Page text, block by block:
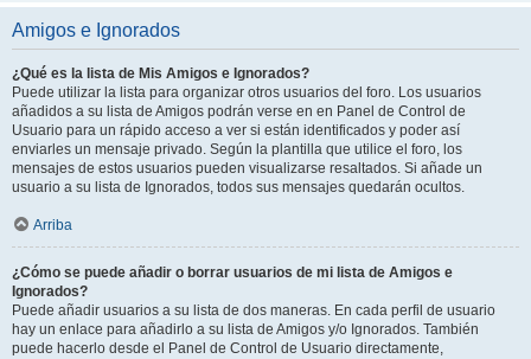
Amigos e Ignorados
¿Qué es la lista de Mis Amigos e Ignorados?
Puede utilizar la lista para organizar otros usuarios del foro. Los usuarios
añadidos a su lista de Amigos podrán verse en en Panel de Control de
Usuario para un rápido acceso a ver si están identificados y poder así
enviarles un mensaje privado. Según la plantilla que utilice el foro, los
mensajes de estos usuarios pueden visualizarse resaltados. Si añade un
usuario a su lista de Ignorados, todos sus mensajes quedarán ocultos.
Arriba
¿Cómo se puede añadir o borrar usuarios de mi lista de Amigos e
Ignorados?
Puede añadir usuarios a su lista de dos maneras. En cada perfil de usuario
hay un enlace para añadirlo a su lista de Amigos y/o Ignorados. También
puede hacerlo desde el Panel de Control de Usuario directamente,